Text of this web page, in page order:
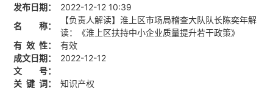
发布日期：
2022-12-12 10:39
名 称：
【负责人解读】淮上区市场局稽查大队队长陈奕年解
读：《淮上区扶持中小企业质量提升若干政策》
有 效 性：
有效
成文日期：
2022-12-12
文 号：
关 键 词： 知识产权